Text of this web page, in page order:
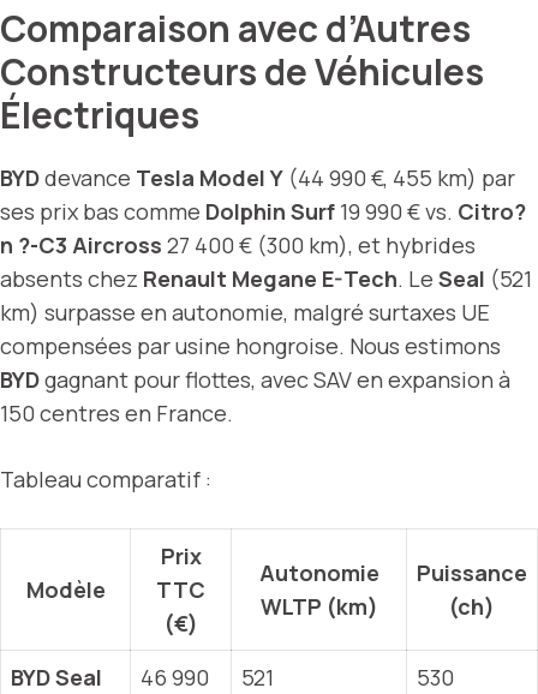
Comparaison avec d’Autres
Constructeurs de Véhicules
Électriques
BYDdevance Tesla Model Y (44 990 €, 455 km) par
ses prix bas comme Dolphin Surf 19 990 € vs. Citro?
n ?-C3 Aircross 27 400 € (300 km), et hybrides
absents chez Renault Megane E-Tech. Le Seal (521
km) surpasse en autonomie, malgré surtaxes UE
compensées par usine hongroise. Nous estimons
BYDgagnant pour flottes, avec SAV en expansion à
150 centres en France.
Tableau comparatif :
Modèle
Prix
TTC
(€)
Autonomie
WLTP (km)
Puissance
(ch)
BYD Seal 46 990 521
530